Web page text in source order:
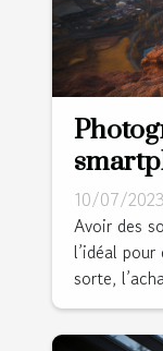
?
10/07/2023
Avoir des
l’idéal
sorte,